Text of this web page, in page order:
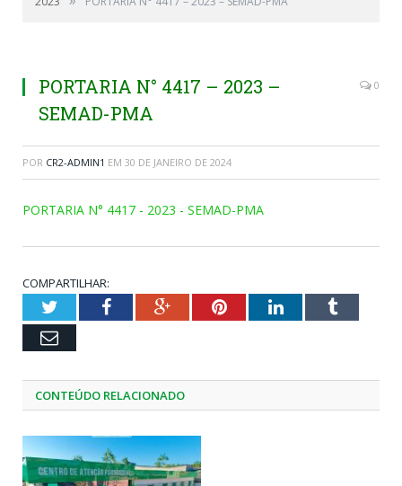
PORTARIA N° 4417 – 2023 –
SEMAD-PMA
0
POR CR2-ADMIN1 EM 30 DE JANEIRO DE 2024
PORTARIA N° 4417 - 2023 - SEMAD-PMA
COMPARTILHAR:
TwitterFacebookGoogle+PinterestLinkedInTumblr
Email
CONTEÚDO RELACIONADO